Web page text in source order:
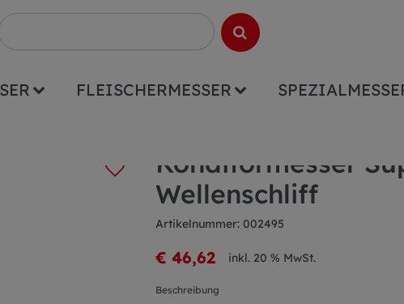
FLEISCHERMESSER
Konditormesser
Wellenschliff
Artikelnummer: 002495
€ 46,62 inkl. 20 % MwSt.
Beschreibung